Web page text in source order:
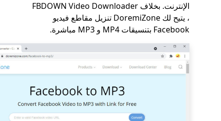
الإنترنت. بخلاف FBDOWN Video Downloader
، يتيح لك DoremiZone تنزيل مقاطع فيديو
Facebook بتنسيقات MP4 و MP3 مباشرة.